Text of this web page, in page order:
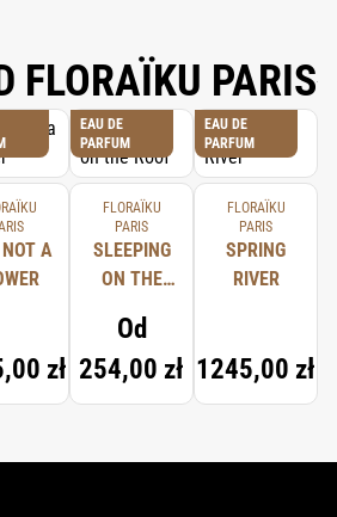
FLORAÏKU PARIS
A
zł
EAU DE
PARFUM
FLORAÏKU
PARIS
SLEEPING
ON THE
Od
254,00 zł
EAU DE
PARFUM
FLORAÏKU
PARIS
SPRING
RIVER
1245,00 zł